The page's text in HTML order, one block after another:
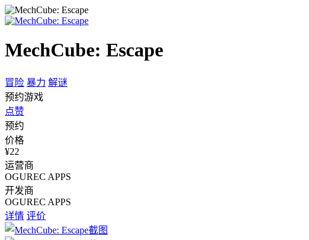
MechCube: Escape
冒险 暴力 解谜
预约游戏
点赞
预约
价格
¥22
运营商
OGUREC APPS
开发商
OGUREC APPS
详情 评价